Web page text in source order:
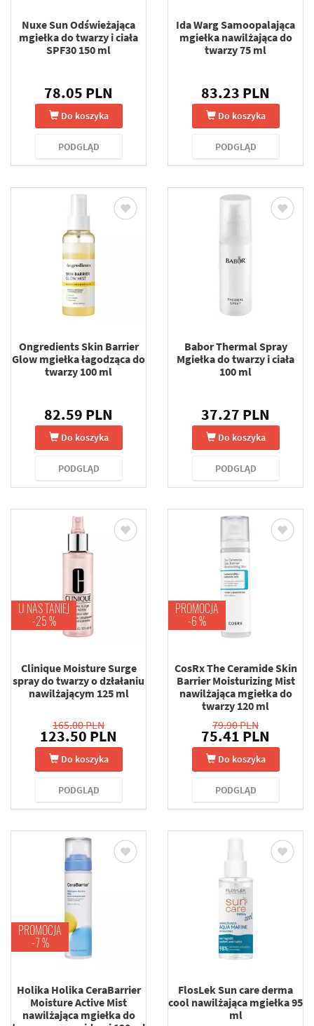
Nuxe Sun Odświeżająca
mgiełka do twarzy i ciała
SPF30 150 ml
78.05 PLN
Do koszyka
PODGLĄD
Ida Warg Samoopalająca
mgiełka nawilżająca do
twarzy 75 ml
83.23 PLN
Do koszyka
PODGLĄD
Ongredients Skin Barrier
Glow mgiełka łagodząca do
twarzy 100 ml
82.59 PLN
Do koszyka
PODGLĄD
Babor Thermal Spray
Mgiełka do twarzy i ciała
100 ml
37.27 PLN
Do koszyka
PODGLĄD
U NAS TANIEJ
-25 %
Clinique Moisture Surge
spray do twarzy o dzłałaniu
nawilżającym 125 ml
165.00 PLN
123.50 PLN
Do koszyka
PODGLĄD
PROMOCJA
-6 %
CosRx The Ceramide Skin
Barrier Moisturizing Mist
nawilżająca mgiełka do
twarzy 120 ml
79.90 PLN
75.41 PLN
Do koszyka
PODGLĄD
PROMOCJA
-7 %
Holika Holika CeraBarrier
Moisture Active Mist
nawilżająca mgiełka do
FlosLek Sun care derma
cool nawilżająca mgiełka 95
ml